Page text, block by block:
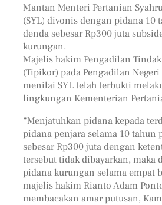
Mantan Menteri Pertanian
(SYL) divonis dengan pidana 10
denda sebesar Rp300 juta
kurungan.
Majelis hakim Pengadilan
(Tipikor) pada Pengadilan Negeri
menilai SYL telah terbukti
lingkungan Kementerian
“Menjatuhkan pidana kepada
pidana penjara selama 10 tahun
sebesar Rp300 juta dengan
tersebut tidak dibayarkan, maka
pidana kurungan selama empat
majelis hakim Rianto Adam
membacakan amar putusan,